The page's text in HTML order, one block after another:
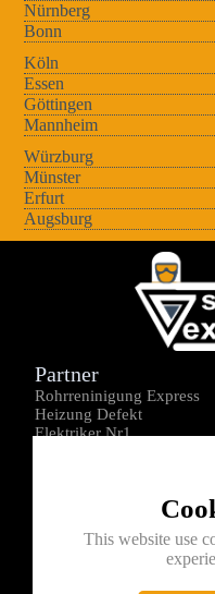
Nürnberg
Bonn
Köln
Essen
Göttingen
Mannheim
Würzburg
Münster
Erfurt
Augsburg
This website use
Partner
Rohrreninigung Express
Heizung Defekt
Elektriker Nr1
Kontakt